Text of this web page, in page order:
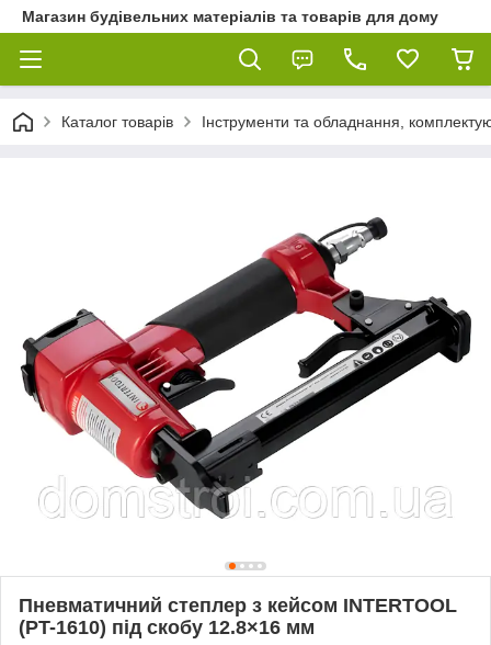
Магазин будівельних матеріалів та товарів для дому
Каталог товарів Інструменти та обладнання,
Пневматичний степлер з кейсом INTERTOOL
(PT-1610) під скобу 12.8×16 мм